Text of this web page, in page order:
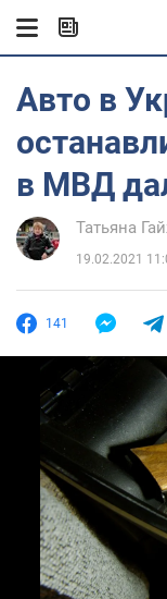
Авто в
в МВД
Татьяна
19.02.2021
141